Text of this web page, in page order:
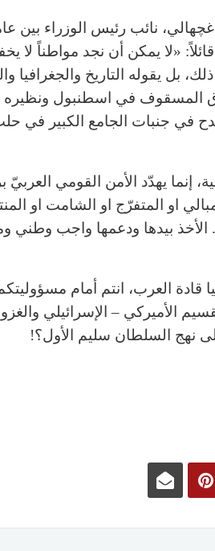
قائلاً: «لا يمكن أن نجد مواطناً
يقوله التاريخ والجغرافيا
المسقوف في اسطنبول ونظيره
في جنبات الجامع الكبير في
إنما يهدّد الأمن القومي
او المتفرّج او الشامت او
الأخذ بيدها ودعمها واجب وطني
العرب، انتم أمام
الأميركي – الإسرائيلي
نهج السلطان سليم الأول؟!